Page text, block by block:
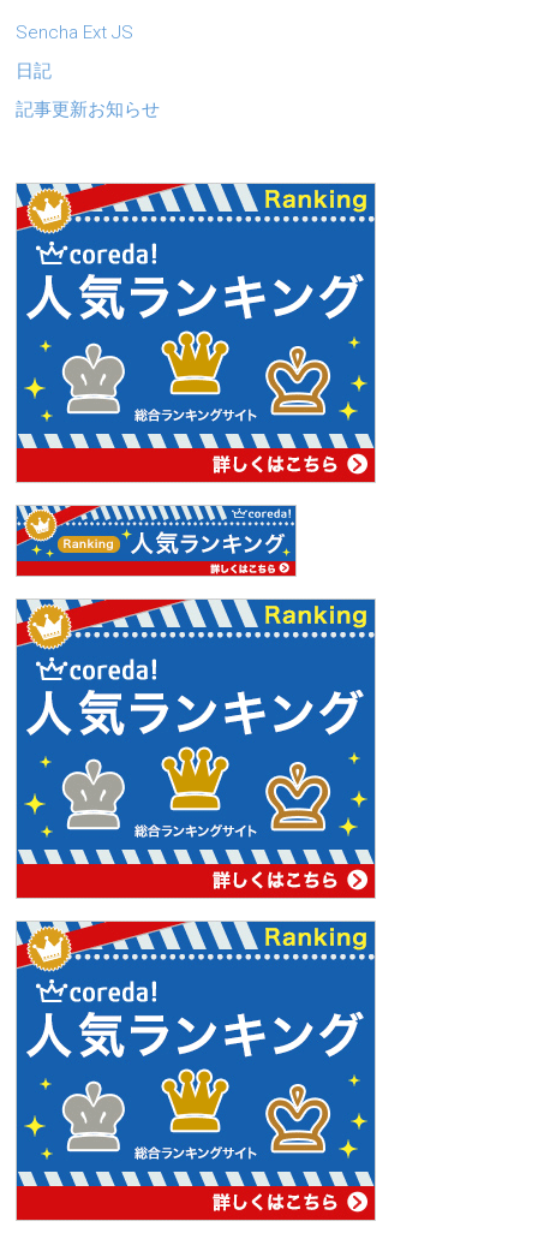
Sencha Ext JS
日記
記事更新お知らせ